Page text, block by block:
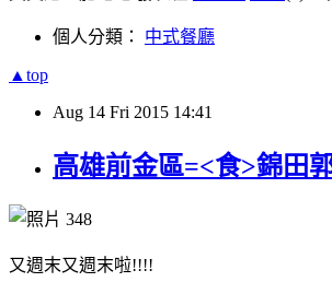
個人分類： 中式餐廳
▲top
Aug 14 Fri 2015 14:41
高雄前金區=<食>錦田
又週末又週末啦!!!!